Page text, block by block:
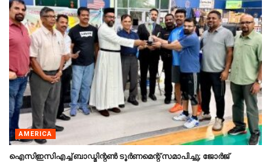
AMERICA
ഐസിഇസിഎച്ച് ബാഡ്മിന്റൺ ടൂർണമെന്റ് സമാപിച്ചു; ജോർജ്